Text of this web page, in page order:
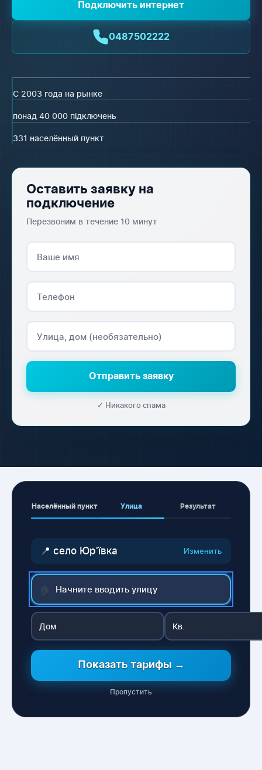
Подключить интернет
0487502222
С 2003 года на рынке
понад 40 000 підключень
331 населённый пункт
Оставить заявку на
подключение
Перезвоним в течение 10 минут
Отправить заявку
✓ Никакого спама
Населённый пункт Улица Результат
📍 село Юр'ївка Изменить
Показать тарифы →
Пропустить